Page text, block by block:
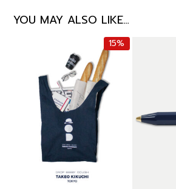
YOU MAY ALSO LIKE…
15%